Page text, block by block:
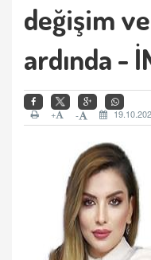
değişim
ardında -
-
+